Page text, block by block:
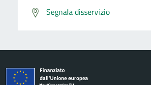
Segnala disservizio